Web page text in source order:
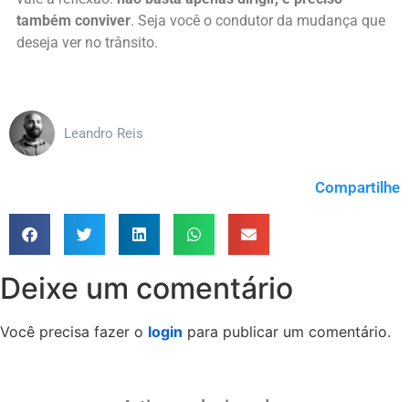
também conviver. Seja você o condutor da mudança que
deseja ver no trânsito.
Leandro Reis
Compartilhe
Deixe um comentário
Você precisa fazer o login para publicar um comentário.